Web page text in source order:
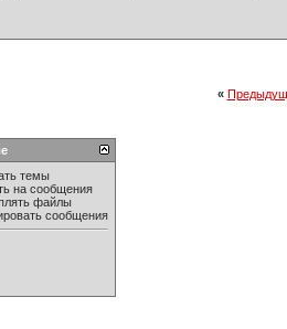
«
темы
на сообщения
файлы
сообщения